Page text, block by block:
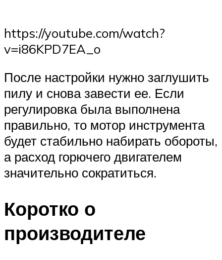
https://youtube.com/watch?
v=i86KPD7EA_o
После настройки нужно заглушить
пилу и снова завести ее. Если
регулировка была выполнена
правильно, то мотор инструмента
будет стабильно набирать обороты,
а расход горючего двигателем
значительно сократиться.
Коротко о
производителе